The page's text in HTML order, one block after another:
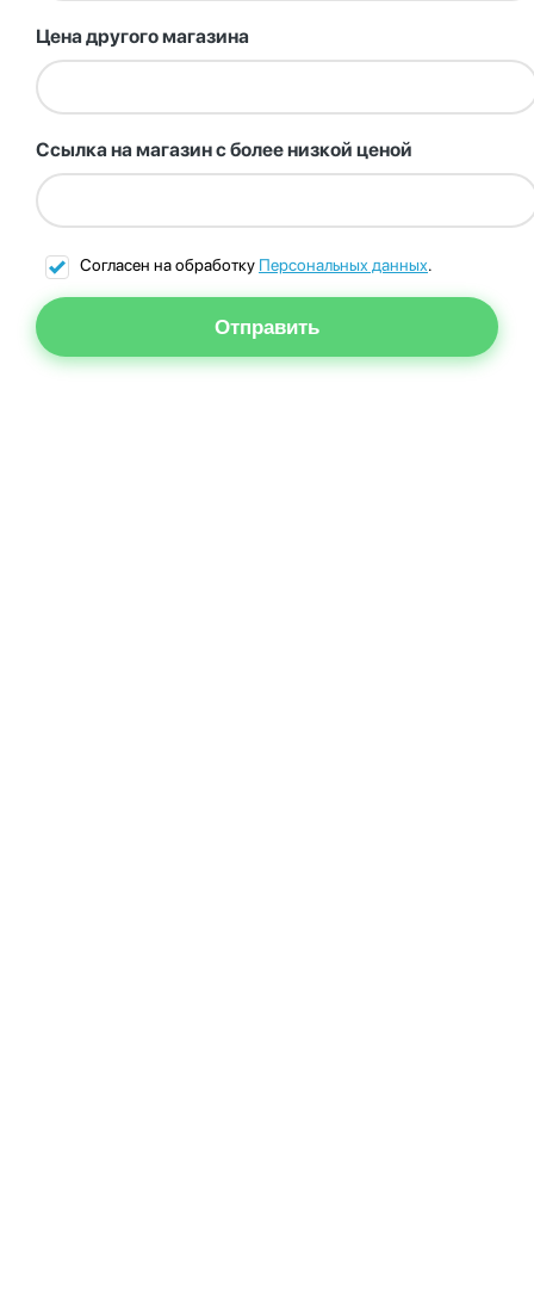
Цена другого магазина
Ссылка на магазин с более низкой ценой
Согласен на обработку Персональных данных.
Отправить